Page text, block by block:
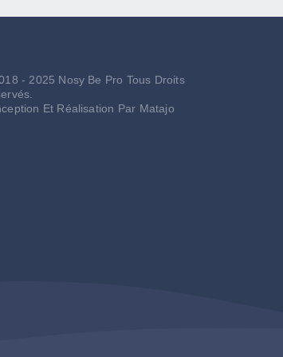
- 2025 Nosy Be Pro Tous Droits
Et Réalisation Par Matajo